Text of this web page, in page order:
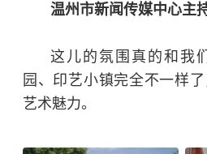
温州市新闻传媒中心主
这儿的氛围真的和我
园、印艺小镇完全不一样
艺术魅力。